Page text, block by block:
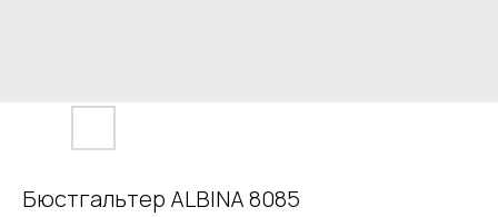
Бюстгальтер ALBINA 8085